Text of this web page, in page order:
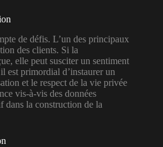
de défis. L’un des principaux
des clients. Si la
elle peut susciter un sentiment
est primordial d’instaurer un
et le respect de la vie privée
vis-à-vis des données
dans la construction de la